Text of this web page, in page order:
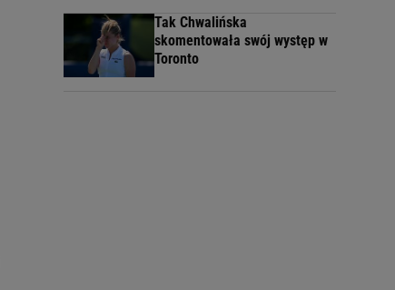
Tak Chwalińska
skomentowała swój występ w
Toronto